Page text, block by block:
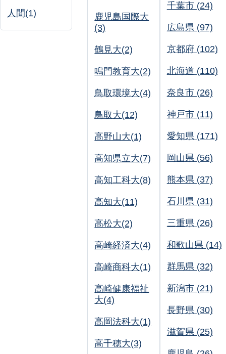
人間(1)
鹿児島国際大
(3)
鶴見大(2)
鳴門教育大(2)
鳥取環境大(4)
鳥取大(12)
高野山大(1)
高知県立大(7)
高知工科大(8)
高知大(11)
高松大(2)
高崎経済大(4)
高崎商科大(1)
高崎健康福祉
大(4)
高岡法科大(1)
高千穂大(3)
千葉市 (24)
広島県 (97)
京都府 (102)
北海道 (110)
奈良市 (26)
神戸市 (11)
愛知県 (171)
岡山県 (56)
熊本県 (37)
石川県 (31)
三重県 (26)
和歌山県 (14)
群馬県 (32)
新潟市 (21)
長野県 (30)
滋賀県 (25)